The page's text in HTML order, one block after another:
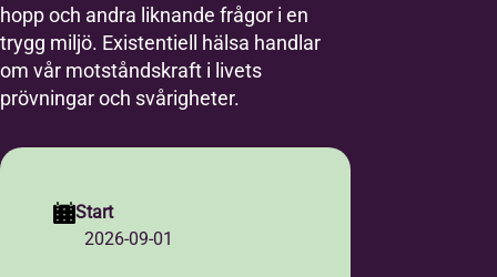
hopp och andra liknande frågor i en
trygg miljö. Existentiell hälsa handlar
om vår motståndskraft i livets
prövningar och svårigheter.
Start
2026-09-01